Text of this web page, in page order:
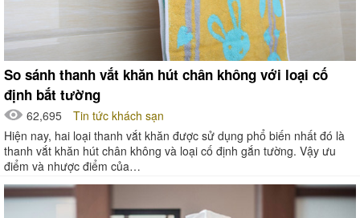
So sánh thanh vắt khăn hút chân không với loại cố
định bắt tường
62,695
Tin tức khách sạn
Hiện nay, hai loại thanh vắt khăn được sử dụng phổ biến nhất đó là
thanh vắt khăn hút chân không và loại cố định gắn tường. Vậy ưu
điểm và nhược điểm của…